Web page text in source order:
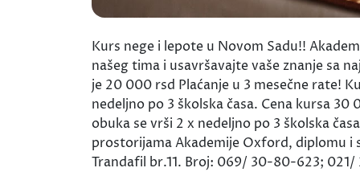
Kurs nege i lepote u Novom Sadu!!
našeg tima i usavršavajte vaše znanje sa
je 20 000 rsd Plaćanje u 3 mesečne rate!
nedeljno po 3 školska časa. Cena kursa
obuka se vrši 2 x nedeljno po 3 školska
prostorijama Akademije Oxford, diplomu i
Trandafil br.11. Broj: 069/ 30-80-623; 021/